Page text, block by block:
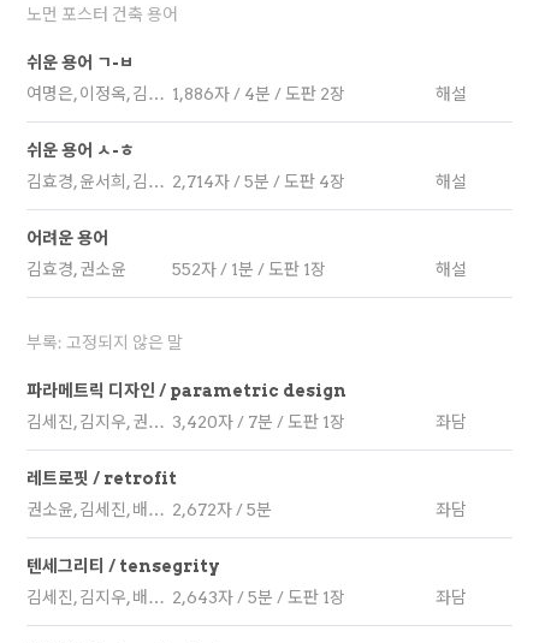
노먼 포스터 건축 용어
쉬운 용어 ㄱ-ㅂ
여명은, 이정옥, 김효경, 김은희, 어주희, 이민영 1,886자 / 4분 / 도판 2장 해설
쉬운 용어 ㅅ-ㅎ
김효경, 윤서희, 김예원, 김지우, 장준하, 정윤정, 최병하, 김다형, 권소윤 2,714자 / 5분 / 도판 4장 해설
어려운 용어
김효경, 권소윤
552자 / 1분 / 도판 1장 해설
부록: 고정되지 않은 말
파라메트릭 디자인 / parametric design
김세진, 김지우, 권소윤, 배윤경, 심서영, 여명은, 이민영, 이진, 최병하 3,420자 / 7분 / 도판 1장 좌담
레트로핏 / retrofit
권소윤, 김세진, 배윤경, 심서영, 이진 2,672자 / 5분 좌담
텐세그리티 / tensegrity
김세진, 김지우, 배윤경, 심서영, 이진, 최병하 2,643자 / 5분 / 도판 1장 좌담